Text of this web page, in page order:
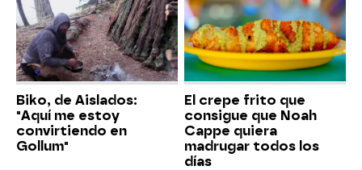
Biko, de Aislados:
"Aquí me estoy
convirtiendo en
Gollum"
El crepe frito que
consigue que Noah
Cappe quiera
madrugar todos los
días